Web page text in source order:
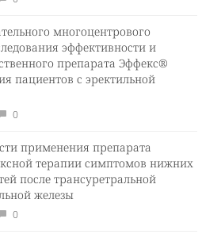
многоцентрового
эффективности и
препарата Эффекс®
пациентов с эректильной
0
применения препарата
терапии симптомов нижних
после трансуретральной
железы
0